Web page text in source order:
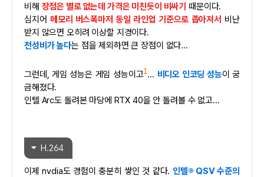
비해 장점은 별로 없는데 가격은 미친듯이 비싸기 때문이다.
심지어 메모리 버스폭마저 동일 라인업 기준으로 좁아져서 비난
받지 않으면 오히려 이상할 지경이다.
전성비가 높다는 점을 제외하면 큰 장점이 없다...
그런데, 게임 성능은 게임 성능이고1... 비디오 인코딩 성능이 궁
금해졌다.
인텔 Arc도 돌려본 마당에 RTX 40을 안 돌려볼 수 없고...
H.264
이제 nvdia도 경험이 충분히 쌓인 것 같다. 인텔® QSV 수준의